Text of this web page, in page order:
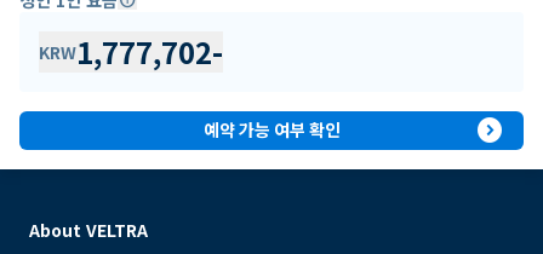
KRW1,777,702-
예약 가능 여부 확인 expand_circle_right
About VELTRA